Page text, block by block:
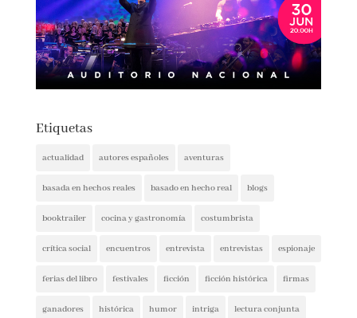
Etiquetas
actualidad autores españoles aventuras
basada en hechos reales basado en hecho real blogs
booktrailer cocina y gastronomía costumbrista
crítica social encuentros entrevista entrevistas espionaje
ferias del libro festivales ficción ficción histórica firmas
ganadores histórica humor intriga lectura conjunta